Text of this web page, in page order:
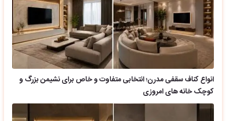
انواع کناف سقفی مدرن؛ انتخابی متفاوت و خاص برای نشیمن بزرگ و
کوچک خانه های امروزی